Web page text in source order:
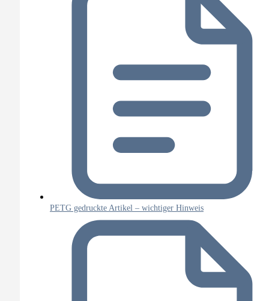
PETG gedruckte Artikel – wichtiger Hinweis